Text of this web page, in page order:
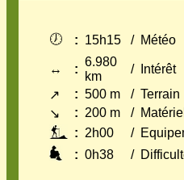
🕖 : 15h15 / Météo
↔ :
6.980
km
/ Intérêt
↗
: 500 m / Terrain
↘
: 200 m / Matériel
: 2h00 /
: 0h38 /